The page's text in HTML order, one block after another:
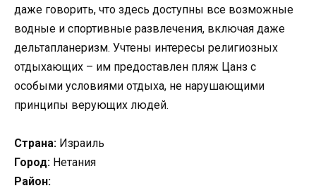
даже говорить, что здесь доступны все возможные
водные и спортивные развлечения, включая даже
дельтапланеризм. Учтены интересы религиозных
отдыхающих – им предоставлен пляж Цанз с
особыми условиями отдыха, не нарушающими
принципы верующих людей.
Страна: Израиль
Город: Нетания
Район: